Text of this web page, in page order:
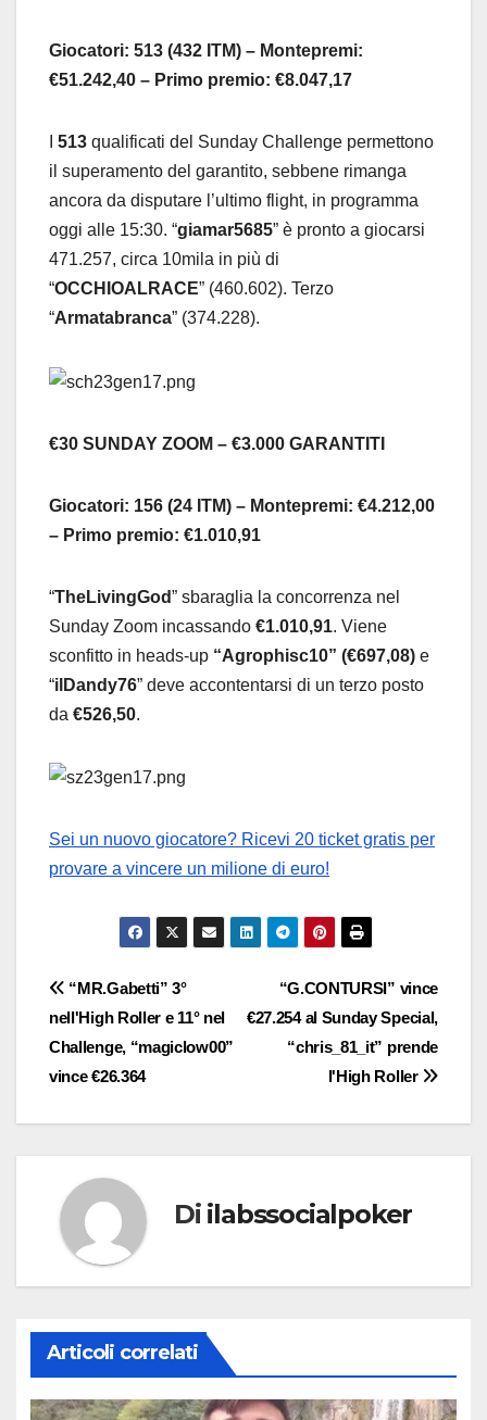
Giocatori: 513 (432 ITM) – Montepremi:
€51.242,40 – Primo premio: €8.047,17
513 qualificati del Sunday Challenge permettono
il superamento del garantito, sebbene rimanga
ancora da disputare l’ultimo flight, in programma
oggi alle 15:30. “giamar5685” è pronto a giocarsi
471.257, circa 10mila in più di
“OCCHIOALRACE” (460.602). Terzo
“Armatabranca” (374.228).
€30 SUNDAY ZOOM – €3.000 GARANTITI
Giocatori: 156 (24 ITM) – Montepremi: €4.212,00
– Primo premio: €1.010,91
“TheLivingGod” sbaraglia la concorrenza nel
Sunday Zoom incassando €1.010,91. Viene
sconfitto in heads-up “Agrophisc10” (€697,08) e
“ilDandy76” deve accontentarsi di un terzo posto
da €526,50.
Sei un nuovo giocatore? Ricevi 20 ticket gratis per
provare a vincere un milione di euro!
Navigazione
articoli
“G.CONTURSI” vince
€27.254 al Sunday Special,
“chris_81_it” prende
l'High Roller
“MR.Gabetti” 3°
nell'High Roller e 11° nel
Challenge, “magiclow00”
vince €26.364
Di ilabssocialpoker
Articoli correlati